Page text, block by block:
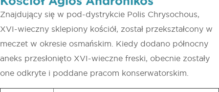
Znajdujący się w pod-dystrykcie Polis Chrysochous,
XVI-wieczny sklepiony kościół, został przekształcony w
meczet w okresie osmańskim. Kiedy dodano północny
aneks przesłonięto XVI-wieczne freski, obecnie zostały
one odkryte i poddane pracom konserwatorskim.